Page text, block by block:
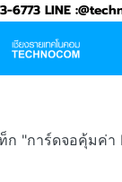
6773 LINE
ก "การ์ดจอคุ้มค่า